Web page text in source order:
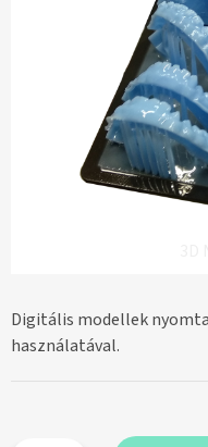
Digitális modellek
használatával.